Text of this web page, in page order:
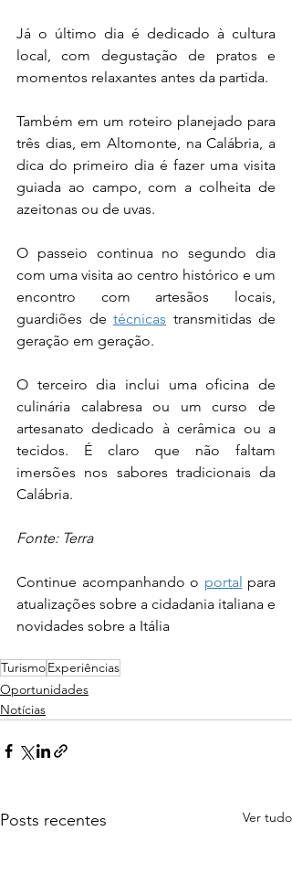
Já o último dia é dedicado à cultura
local, com degustação de pratos e
momentos relaxantes antes da partida.
Também em um roteiro planejado para
três dias, em Altomonte, na Calábria, a
dica do primeiro dia é fazer uma visita
guiada ao campo, com a colheita de
azeitonas ou de uvas.
O passeio continua no segundo dia
com uma visita ao centro histórico e um
encontro com artesãos locais,
guardiões de técnicas transmitidas de
geração em geração.
O terceiro dia inclui uma oficina de
culinária calabresa ou um curso de
artesanato dedicado à cerâmica ou a
tecidos. É claro que não faltam
imersões nos sabores tradicionais da
Calábria.
Fonte: Terra
Continue acompanhando o portal para
atualizações sobre a cidadania italiana e
novidades sobre a Itália
TurismoExperiências
Oportunidades
Notícias
Posts recentes Ver tudo